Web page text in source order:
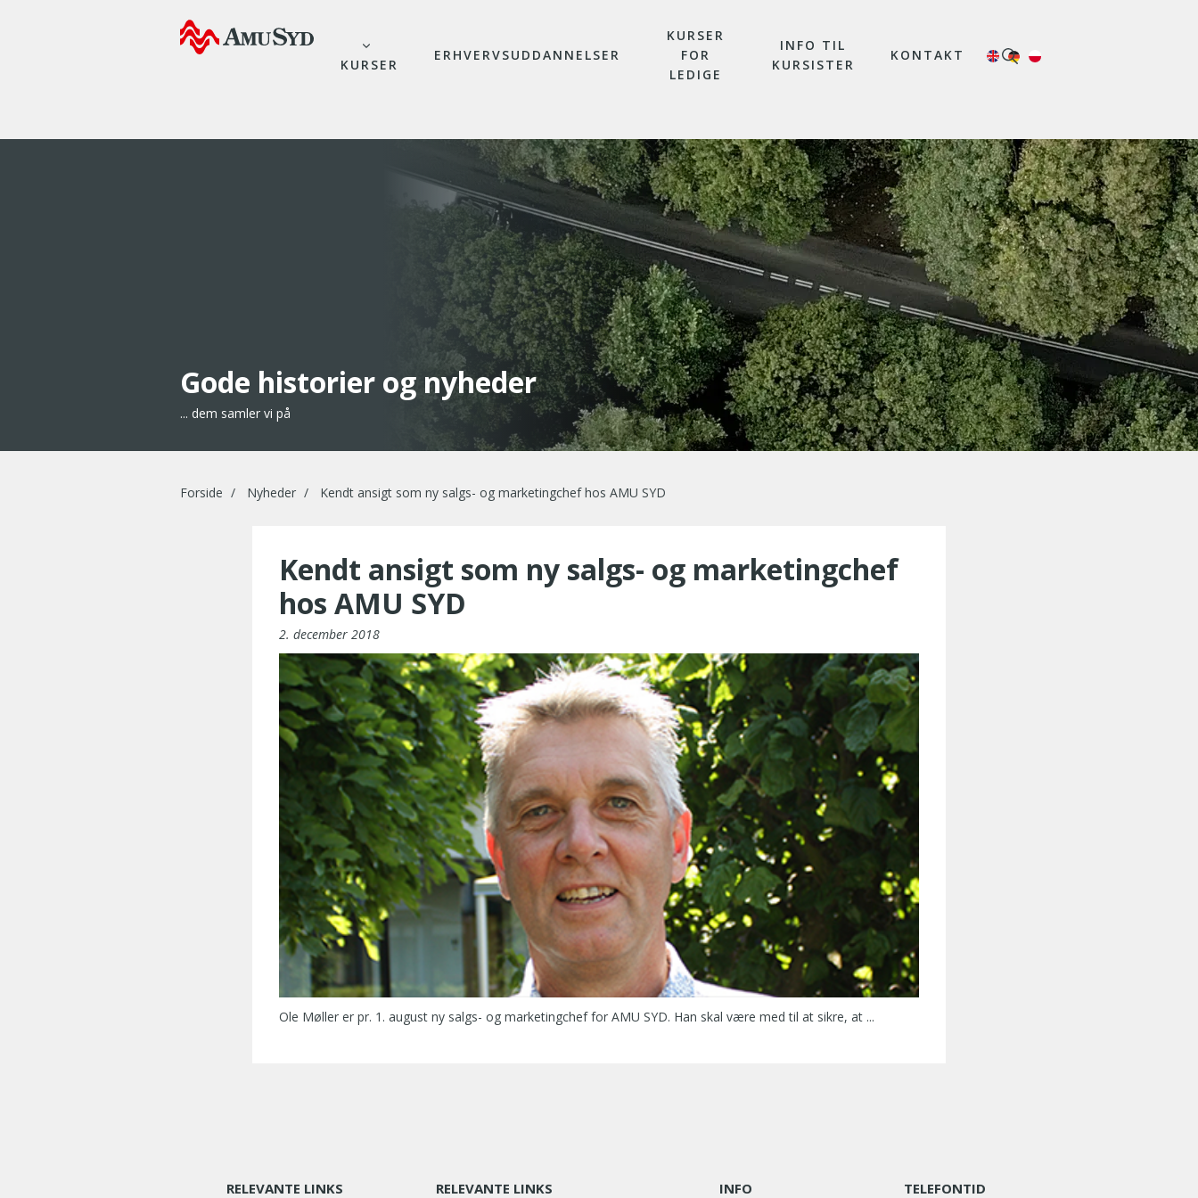
KURSER
ERHVERVSUDDANNELSER
KURSER
FOR
LEDIGE
INFO TIL
KURSISTER
KONTAKT
Gode historier og nyheder
... dem samler vi på
Forside Nyheder Kendt ansigt som ny salgs- og marketingchef hos AMU SYD
Kendt ansigt som ny salgs- og marketingchef
hos AMU SYD
2. december 2018
Ole Møller er pr. 1. august ny salgs- og marketingchef for AMU SYD. Han skal være med til at sikre, at ...
RELEVANTE LINKS RELEVANTE LINKS INFO TELEFONTID